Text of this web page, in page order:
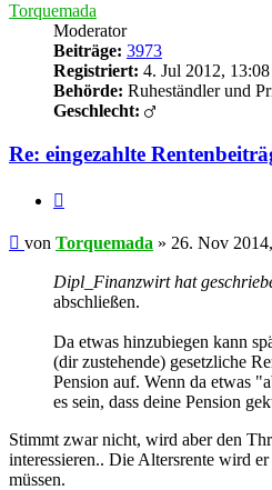
Torquemada
Moderator
Beiträge: 3973
Registriert: 4. Jul 2012, 13:08
Behörde: Ruheständler und
Geschlecht:
Re: eingezahlte
Beitrag
von Torquemada » 26. Nov
Dipl_Finanzwirt hat
abschließen.
Da etwas hinzubiegen kann
(dir zustehende) gesetzliche
Pension auf. Wenn da etwas
es sein, dass deine Pension
Stimmt zwar nicht, wird aber den
interessieren.. Die Altersrente wird
müssen.